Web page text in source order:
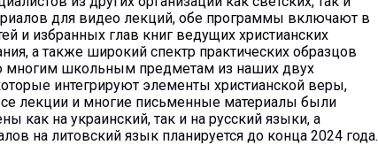
для видео лекций, обе программы включают в
и избранных глав книг ведущих христианских
а также широкий спектр практических образцов
многим школьным предметам из наших двух
интегрируют элементы христианской веры,
лекции и многие письменные материалы были
как на украинский, так и на русский языки, а
на литовский язык планируется до конца 2024 года.